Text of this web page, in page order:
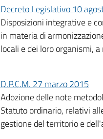
Decreto Legislativo 10
Disposizioni integrative e
in materia di
locali e dei loro organismi,
D.P.C.M. 27 marzo 2015
Adozione delle note
Statuto ordinario, relativi
gestione del territorio e